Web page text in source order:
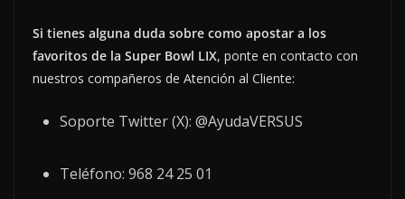
Si tienes alguna duda sobre como apostar a los
favoritos de la Super Bowl LIX, ponte en contacto con
nuestros compañeros de Atención al Cliente:
Soporte Twitter (X): @AyudaVERSUS
Teléfono: 968 24 25 01